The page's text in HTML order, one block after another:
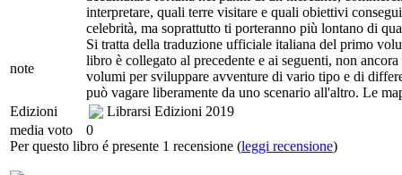
interpretare, quali terre visitare e quali obiettivi
celebrità, ma soprattutto ti porteranno più lontano di
note
Si tratta della traduzione ufficiale italiana del primo
libro è collegato al precedente e ai seguenti, non
volumi per sviluppare avventure di vario tipo e di
può vagare liberamente da uno scenario all'altro. Le
Edizioni
Librarsi Edizioni 2019
media voto
0
Per questo libro é presente 1 recensione (leggi recensione)